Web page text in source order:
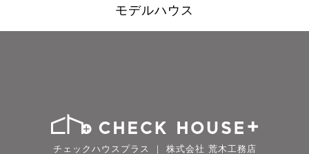
モデルハウス
チェックハウスプラス ｜ 株式会社 荒木工務店